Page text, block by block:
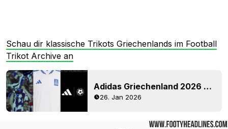
Schau dir klassische Trikots Griechenlands im Football
Trikot Archive an
Adidas Griechenland 2026 Trikot veröffentlicht – Schluss mit Nike
26. Jan 2026